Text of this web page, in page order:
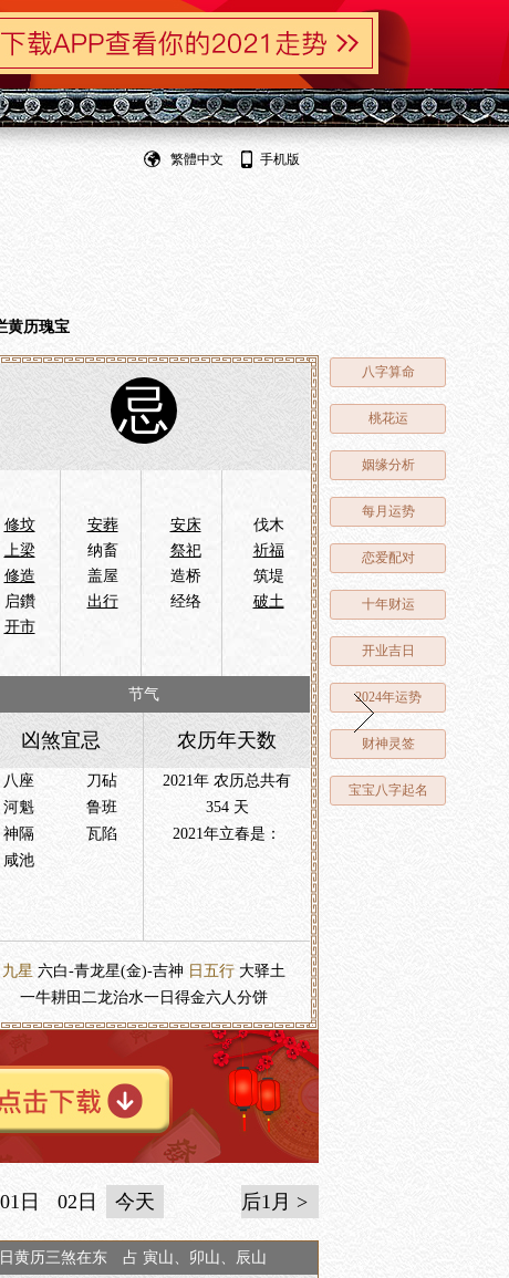
八字算命
桃花运
姻缘分析
每月运势
恋爱配对
十年财运
开业吉日
2024年运势
财神灵签
宝宝八字起名
手机版
繁體中文
黄历瑰宝
忌
修坟 安葬 安床
伐木
上梁
纳畜 祭祀
祈福
修造
盖屋 造桥
筑堤
启鑽
出行 经络
破土
开市
节气
凶煞宜忌
八座
刀砧
河魁
鲁班
神隔
瓦陷
咸池
农历年天数
2021年 农历总共有
354 天
2021年立春是：
九星 六白-青龙星(金)-吉神 日五行 大驿土
一牛耕田二龙治水一日得金六人分饼
01日 02日 今天 后1月 >
黄历三煞在东 占 寅山、卯山、辰山